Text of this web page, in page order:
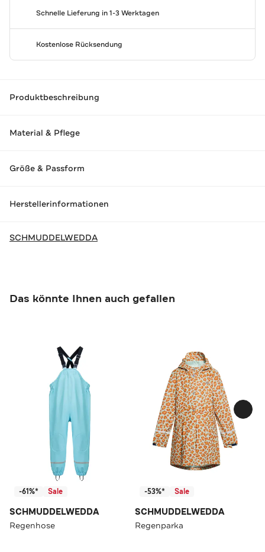
Schnelle Lieferung in 1-3 Werktagen
Kostenlose Rücksendung
Produktbeschreibung
Material & Pflege
Größe & Passform
Herstellerinformationen
SCHMUDDELWEDDA
Das könnte Ihnen auch gefallen
-61%* Sale
SCHMUDDELWEDDA
Regenhose
-53%* Sale
SCHMUDDELWEDDA
Regenparka